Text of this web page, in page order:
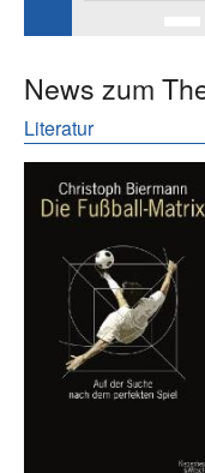
News zum
Literatur